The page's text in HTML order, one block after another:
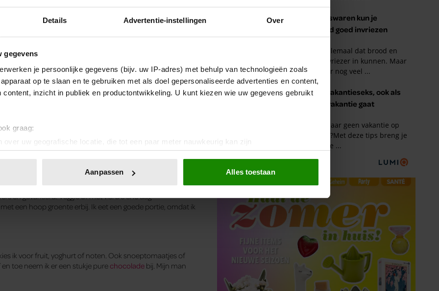
Details Advertentie-instellingen Over
gegevens
je persoonlijke gegevens (bijv. uw IP-adres) met behulp van technologieën zoals
op te slaan en te gebruiken met als doel gepersonaliseerde advertenties en content,
content, inzicht in publiek en productontwikkeling. U kunt kiezen wie uw gegevens gebruikt
graag:
over uw geografische locatie, die tot een paar meter nauwkeurig kan zijn
door het actief te scannen op specifieke eigenschappen (fingerprinting)
of intrekken in de Cookieverklaring.
en advertenties te personaliseren, om functies voor social media te bieden en om ons
Ook delen we informatie over uw gebruik van onze site met onze partners voor social
Deze partners kunnen deze gegevens combineren met andere informatie die u aan ze heeft
op basis van uw gebruik van hun services. U gaat akkoord met onze cookies als u
Aanpassen Alles toestaan
ik een kommetje met twee of drie eetlepels Skyr met
melk.”
water drinkt’
hummus, wat sla, komkommer en tomaten erbij. Of
en gevarieerd. Veggie of met vis. De ene dag
een hoop groente erbij. Ik eet een goede portie, omdat ik
ik voor fruit, yoghurt of noten. Ook snoeptomaatjes of
toe neem ik er een stukje purechocolade bij. Mijn man